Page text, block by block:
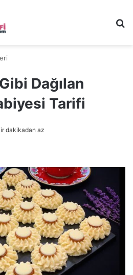
Dağılan
Tarifi
dakikadan az